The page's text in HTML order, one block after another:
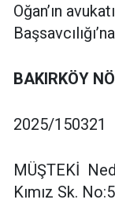
Oğan’ın
BAKIRKÖY
2025/150321
MÜŞTEKİ
Kımız Sk.